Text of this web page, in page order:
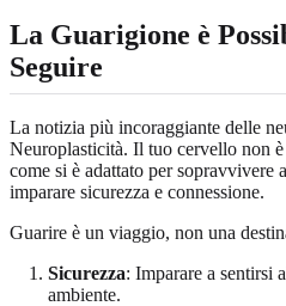
La Guarigione è
Seguire
La notizia più incoraggiante delle
Neuroplasticità. Il tuo cervello non
come si è adattato per sopravvivere
imparare sicurezza e connessione.
Guarire è un viaggio, non una
Sicurezza: Imparare a sentirsi
ambiente.